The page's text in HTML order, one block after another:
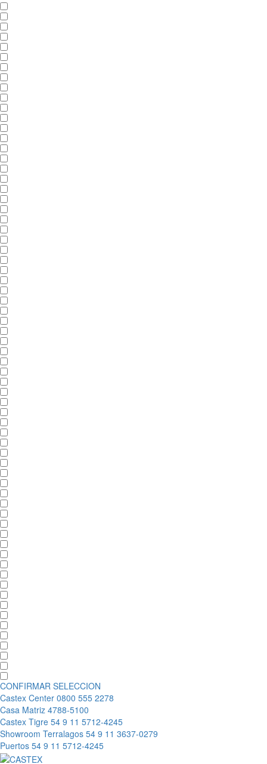
CONFIRMAR SELECCION
Castex Center 0800 555 2278
Casa Matriz 4788-5100
Castex Tigre 54 9 11 5712-4245
Showroom Terralagos 54 9 11 3637-0279
Puertos 54 9 11 5712-4245